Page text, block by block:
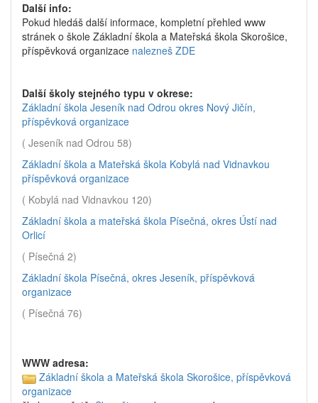
Další info:
Pokud hledáš další informace, kompletní přehled www
stránek o škole Základní škola a Mateřská škola Skorošice,
příspěvková organizace nalezneš ZDE
Další školy stejného typu v okrese:
Základní škola Jeseník nad Odrou okres Nový Jičín,
příspěvková organizace
( Jeseník nad Odrou 58)
Základní škola a Mateřská škola Kobylá nad Vidnavkou
příspěvková organizace
( Kobylá nad Vidnavkou 120)
Základní škola a mateřská škola Písečná, okres Ústí nad
Orlicí
( Písečná 2)
Základní škola Písečná, okres Jeseník, příspěvková
organizace
( Písečná 76)
WWW adresa:
Základní škola a Mateřská škola Skorošice, příspěvková
organizace